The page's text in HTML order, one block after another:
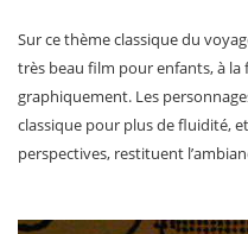
Sur ce thème classique du
très beau film pour enfants, à
graphiquement. Les
classique pour plus de fluidité,
perspectives, restituent